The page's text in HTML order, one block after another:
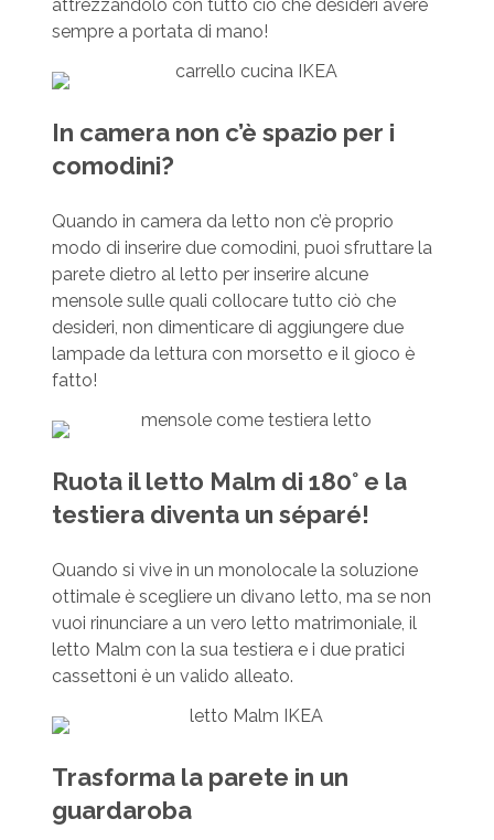
attrezzandolo con tutto ciò che desideri avere
sempre a portata di mano!
In camera non c’è spazio per i
comodini?
Quando in camera da letto non c’è proprio
modo di inserire due comodini, puoi sfruttare la
parete dietro al letto per inserire alcune
mensole sulle quali collocare tutto ciò che
desideri, non dimenticare di aggiungere due
lampade da lettura con morsetto e il gioco è
fatto!
Ruota il letto Malm di 180° e la
testiera diventa un séparé!
Quando si vive in un monolocale la soluzione
ottimale è scegliere un divano letto, ma se non
vuoi rinunciare a un vero letto matrimoniale, il
letto Malm con la sua testiera e i due pratici
cassettoni è un valido alleato.
Trasforma la parete in un
guardaroba